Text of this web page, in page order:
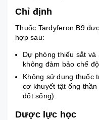
Chỉ định
Thuốc Tardyferon B9
hợp sau:
Dự phòng thiếu sắt và
không đảm bảo chế
Không sử dụng thuốc
cơ khuyết tật ống
đốt sống).
Dược lực học